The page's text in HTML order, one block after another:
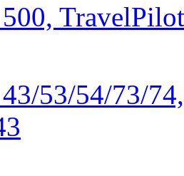
53/54/73/